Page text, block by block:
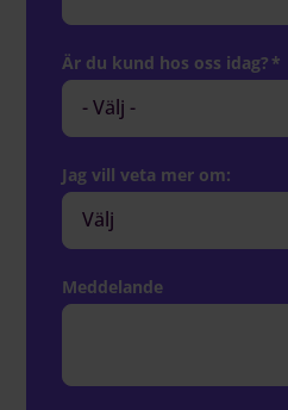
Är du kund hos oss idag? *
Jag vill veta mer om:
Meddelande